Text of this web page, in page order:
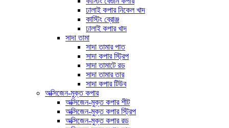
ঢালাই কপার নিকেল খাদ
কাস্টিং ব্রোঞ্জ
ঢালাই কপার খাদ
সাদা তামা
সাদা তামার পাত
সাদা কপার স্ট্রিপ
সাদা তামাটে রড
সাদা তামার তার
সাদা কপার টিউব
অক্সিজেন-মুক্ত কপার
অক্সিজেন-মুক্ত কপার শীট
অক্সিজেন-মুক্ত কপার স্ট্রিপ
অক্সিজেন-মুক্ত কপার রড